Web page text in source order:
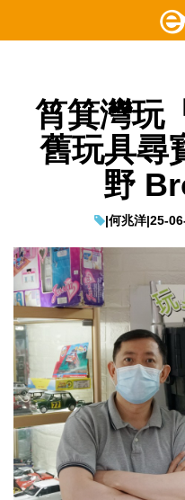
筲箕灣玩
舊玩具尋
野
|何兆洋|25-